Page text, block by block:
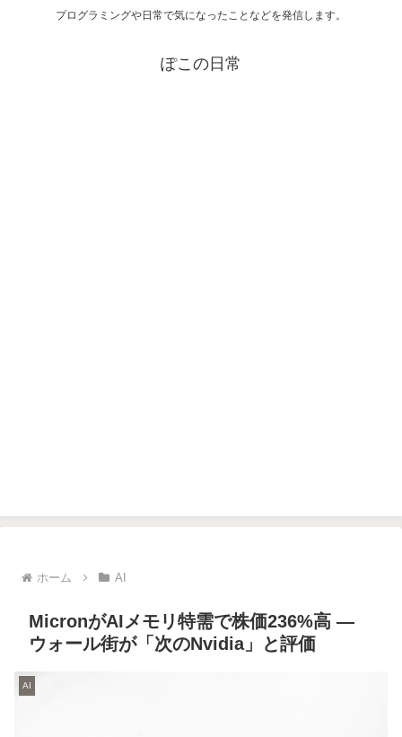
プログラミングや日常で気になったことなどを発信します。
ぽこの日常
ホーム AI
MicronがAIメモリ特需で株価236%高 —
ウォール街が「次のNvidia」と評価
AI